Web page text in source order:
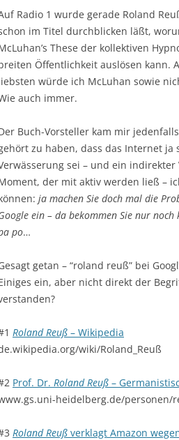
Radio 1 wurde gerade Roland
im Titel durchblicken läßt,
These der kollektiven
Öffentlichkeit auslösen kann.
würde ich McLuhan sowie
auch immer.
Buch-Vorsteller kam mir
zu haben, dass das Internet
sei – und ein
der mit aktiv werden ließ –
ja machen Sie doch mal die
ein – da bekommen Sie nur
po…
getan – “roland reuß” bei
ein, aber nicht direkt der
Roland Reuß – Wikipedia
wiki/Roland_Reuß
Prof. Dr. Roland Reuß –
heidelberg.de/personen/
Roland Reuß verklagt Amazon